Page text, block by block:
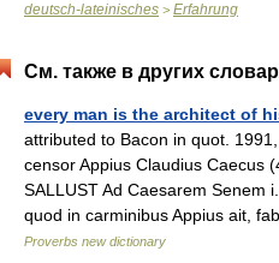
deutsch-lateinisches > Erfahrung
См. также в других
every man is the architect of
attributed to Bacon in quot.
censor Appius Claudius Caecus
SALLUST Ad Caesarem Senem
quod in carminibus Appius ait,
Proverbs new dictionary